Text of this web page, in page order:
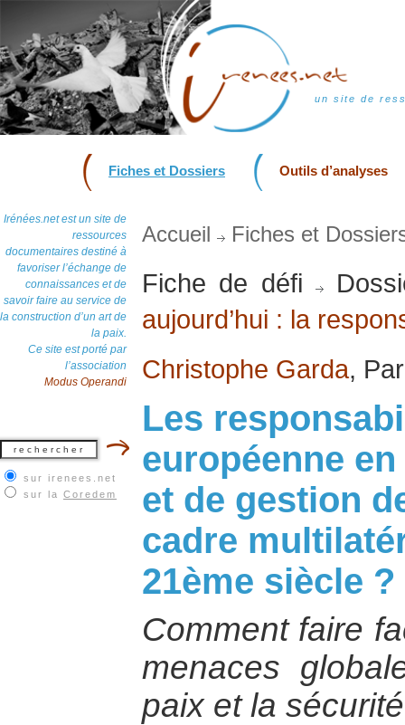
un site de
Fiches et Dossiers Outils d’analyses
Irénées.net est un site de
ressources
documentaires destiné à
favoriser l’échange de
connaissances et de
savoir faire au service de
la construction d’un art de
la paix.
Ce site est porté par
l’association
Modus Operandi
sur irenees.net
sur la Coredem
Accueil Fiches et
Fiche de défi
aujourd’hui : la
Christophe Garda,
Les
européenne
et de gestion
cadre
21ème siècle ?
Comment faire
menaces
paix et la